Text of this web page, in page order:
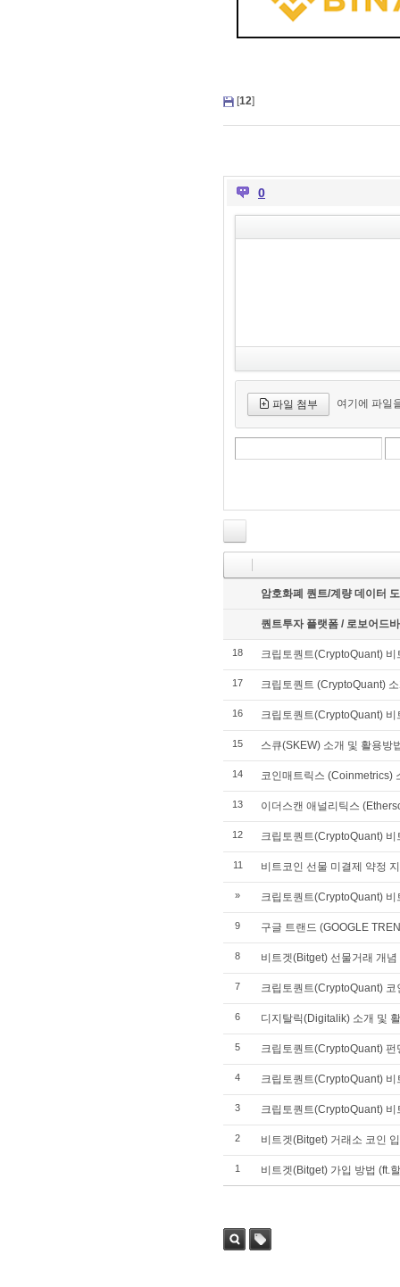
[12]
0
파일 첨부 여기에 파일
암호화폐 퀀트/계량 데이터
퀀트투자 플랫폼 / 로보어드
18 크립토퀀트(CryptoQuant)
17 크립토퀀트 (CryptoQuant)
16 크립토퀀트(CryptoQuant)
15 스큐(SKEW) 소개 및 활용방
14 코인매트릭스 (Coinmetrics)
13 이더스캔 애널리틱스
12 크립토퀀트(CryptoQuant)
11 비트코인 선물 미결제 약정
» 크립토퀀트(CryptoQuant)
9 구글 트랜드 (GOOGLE
8 비트겟(Bitget) 선물거래 개
7 크립토퀀트(CryptoQuant)
6 디지탈릭(Digitalik) 소개 및
5 크립토퀀트(CryptoQuant)
4 크립토퀀트(CryptoQuant)
3 크립토퀀트(CryptoQuant)
2 비트겟(Bitget) 거래소 코인
1 비트겟(Bitget) 가입 방법 (ft.